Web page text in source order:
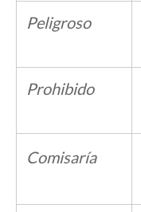
Peligroso
Prohibido
Comisaría